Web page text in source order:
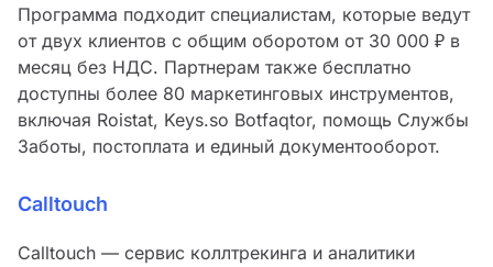
Программа подходит специалистам, которые ведут
от двух клиентов с общим оборотом от 30 000 ₽ в
месяц без НДС. Партнерам также бесплатно
доступны более 80 маркетинговых инструментов,
включая Roistat, Keys.so Botfaqtor, помощь Службы
Заботы, постоплата и единый документооборот.
Calltouch
Calltouch — сервис коллтрекинга и аналитики